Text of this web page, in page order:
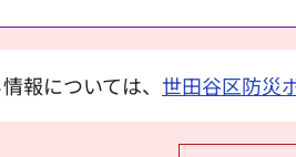
報については、 世田谷区防災